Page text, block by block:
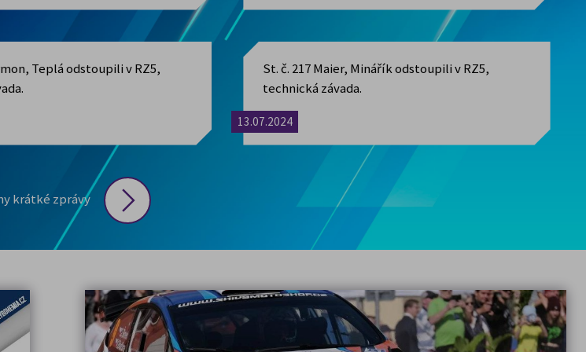
Teplá odstoupili v RZ5,
St. č. 217 Maier, Minářík odstoupili v RZ5,
technická závada.
13.07.2024
krátké zprávy
vymazána při zavření webového prohlížeče nebo při
stránek) a dlouhodobá, která zůstávají v prohlížeči i po jeho opětovném
stranou (webovými stránkami), Vámi (cookies můžete přidávat / měnit /
(vložené nástroje pro analýzu návštěvnosti a marketing).
která slouží ke správné funkci webových stránek. Souhlas s použitím
cookies můžete také povolit
volitelná cookies (statistická a
na základě vašeho souhlasu a mohou být zpracována třetí stranou
cookies nám pomáhají vylepšovat webové stránky na základě vaší
přesnější reklamní obsah podle zájmu z již navštívených
volitelná cookies.Zakázáním všech cookies v prohlížeči může docházet